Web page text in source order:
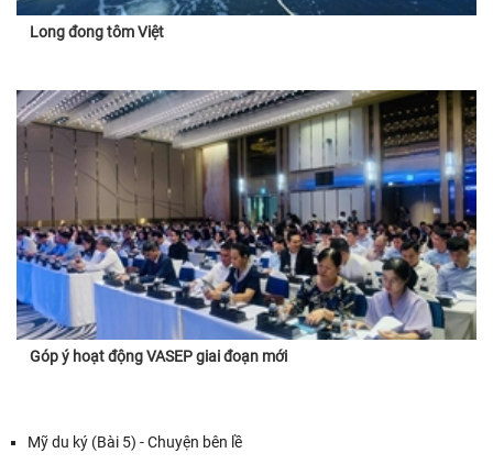
Long đong tôm Việt
Góp ý hoạt động VASEP giai đoạn mới
Mỹ du ký (Bài 5) - Chuyện bên lề